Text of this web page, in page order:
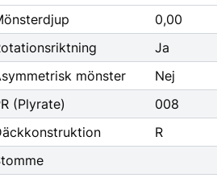
Vinter
Fritid
0,00
Ja
mönster
Nej
(Plyrate)
008
R